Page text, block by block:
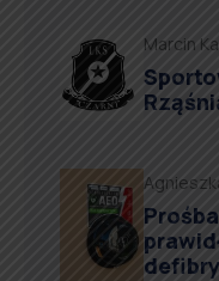
Marcin